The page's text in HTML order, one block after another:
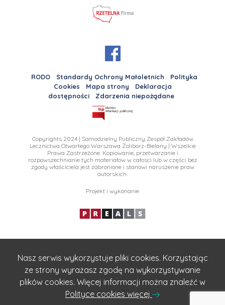
RODO Standardy Ochrony Małoletnich
Polityka
Cookies
Mapa strony
Deklaracja
dostępności
Zdarzenia niepożądane
Copyrights 2024 | Samodzielny Publiczny Zespół Zakładów
Lecznictwa Otwartego Warszawa Żoliborz-Bielany | Wszelkie
Prawa Zastrzeżone. Kopiowanie, przetwarzanie i
rozpowszechnianie tych materiałow w całosci lub w części bez
zgody właściciela jest zabronione i stanowi naruszenie praw
autorskich.
Projekt i wykonanie
Nasz serwis wykorzystuje pliki cookies. Korzystając
ze strony wyrażasz zgodę na wykorzystywanie
plików cookies. Więcej informacji można znaleźć w
Polityce cookies więcej